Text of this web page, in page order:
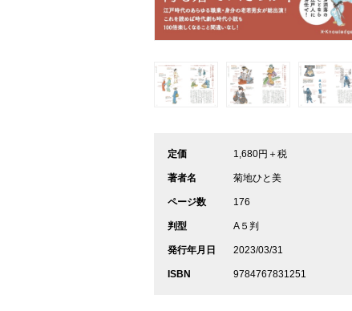
定価 1,680円＋税
著者名 菊地ひと美
ページ数 176
判型 A５判
発行年月日 2023/03/31
ISBN 9784767831251